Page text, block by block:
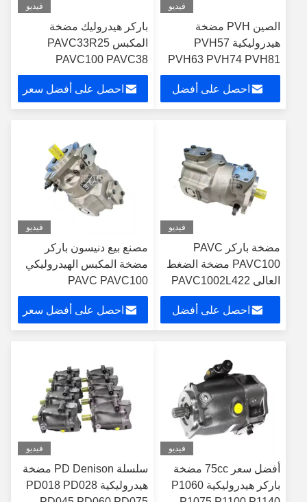
فيديو
الصين PVH مضخة
هيدروليكية PVH57
PVH63 PVH74 PVH81
PVH98 PVH106
PVH131 PVH141
مضخات هيدروليكية للزيت
احصل على أفضل
فيديو
باركر هيدروليك مضخة
المكبس PAVC33R25
PAVC100 PAVC38
PAVC65 PAVC مضخة
هيدروليكية المورد الصيني
احصل على أفضل سعر
فيديو
مضخة باركر PAVC
PAVC100 مضخة الضغط
العالي PAVC1002L422
PAVC1002L4222
Pavc1002r422 مصنع
الصينية للضخات
احصل على أفضل
فيديو
مصنع بيع دنيسون باركر
مضخة المكبس الهيدروليكي
PAVC PAVC100
PAVC65R4213
PAVC100R4222 PAVC65
مضخة المكبس المتغير
احصل على أفضل سعر
فيديو
أفضل سعر 75cc مضخة
باركر هيدروليكية P1060
فيديو
سلسلة PD Denison مضخة
هيدروليكية PD018 PD028